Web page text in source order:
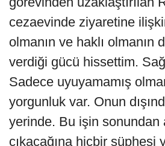
cezaevinde ziyaretine
olmanın ve haklı olmanın
verdiği gücü hissettim.
Sadece uyuyamamış
yorgunluk var. Onun
yerinde. Bu işin sonundan
çıkacağına hiçbir şüphesi